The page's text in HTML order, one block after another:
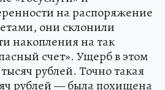
на распоряжение
они склонили
накопления на так
счет». Ущерб в этом
тысяч рублей. Точно такая
рублей — была похищена